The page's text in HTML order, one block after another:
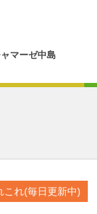
マーゼ中島
これ(毎日更新中)